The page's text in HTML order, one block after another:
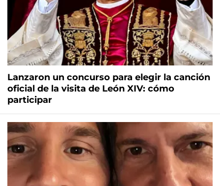
Lanzaron un concurso para elegir la canción
oficial de la visita de León XIV: cómo
participar